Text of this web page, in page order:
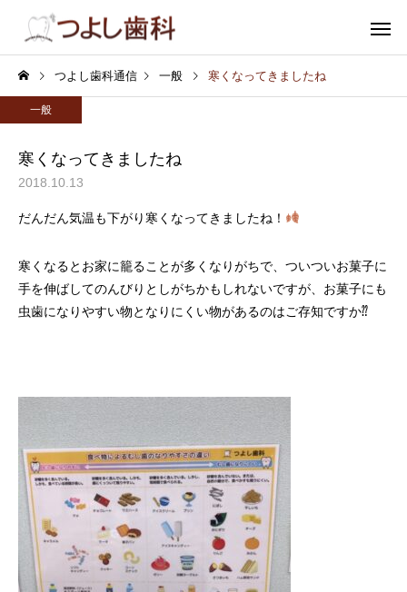
むし歯
審美歯科 ホワイトニ
つよし歯科通信 一般 寒くなってきましたね
一般
寒くなってきましたね
2018.10.13
だんだん気温も下がり寒くなってきましたね！
寒くなるとお家に籠ることが多くなりがちで、ついついお菓子に
手を伸ばしてのんびりとしがちかもしれないですが、お菓子にも
虫歯になりやすい物となりにくい物があるのはご存知ですか⁇